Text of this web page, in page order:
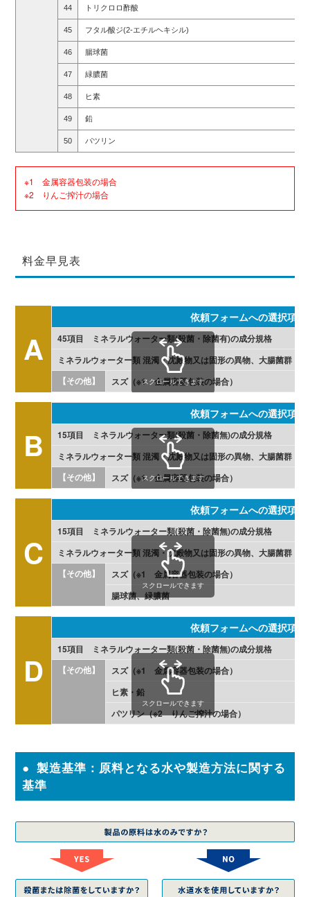
44 トリクロロ酢酸
45 フタル酸ジ(2-エチルヘキシル)
46 腸球菌
47 緑膿菌
48 ヒ素
49 鉛
50 パツリン
※1 金属容器包装の場合
※2 りんご搾汁の場合
料金早見表
A
依頼フォームへの選択項目
45項目 ミネラルウォーター類(殺菌・除菌有)の成分規格
ミネラルウォーター類 混濁・沈殿物又は固形の異物、大腸菌群
【その他】
スズ（※1 金属容器包装の場合）
スクロールできます
B
依頼フォームへの選択項目
15項目 ミネラルウォーター類(殺菌・除菌無)の成分規格
ミネラルウォーター類 混濁・沈殿物又は固形の異物、大腸菌群
【その他】
スズ（※1 金属容器包装の場合）
スクロールできます
C
依頼フォームへの選択項目
15項目 ミネラルウォーター類(殺菌・除菌無)の成分規格
ミネラルウォーター類 混濁・沈殿物又は固形の異物、大腸菌群
【その他】
スズ（※1 金属容器包装の場合）
腸球菌、緑膿菌
スクロールできます
D
依頼フォームへの選択項目
15項目 ミネラルウォーター類(殺菌・除菌無)の成分規格
【その他】
スズ（※1 金属容器包装の場合）
ヒ素・鉛
パツリン（※2 りんご搾汁の場合）
スクロールできます
製造基準：原料となる水や製造方法に関する
基準